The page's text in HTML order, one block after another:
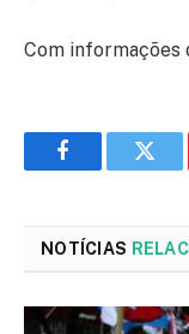
Com informações
Facebook
NOTÍCIAS